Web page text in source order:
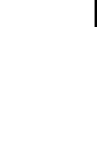
RESTER
Personne, nous